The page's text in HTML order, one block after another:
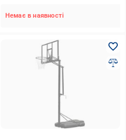
Немає в наявності